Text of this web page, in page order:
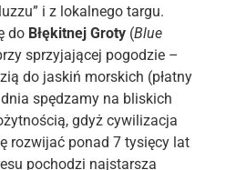
i z lokalnego targu.
do Błękitnej Groty (Blue
sprzyjającej pogodzie –
do jaskiń morskich (płatny
spędzamy na bliskich
gdyż cywilizacja
rozwijać ponad 7 tysięcy lat
pochodzi najstarsza